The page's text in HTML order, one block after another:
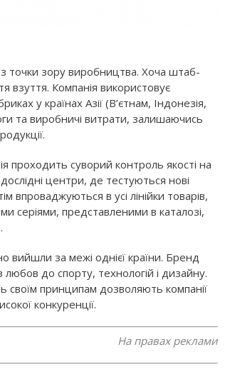
з точки зору виробництва. Хоча штаб-
взуття. Компанія використовує
у країнах Азії (В’єтнам, Індонезія,
та виробничі витрати, залишаючись
проходить суворий контроль якості на
центри, де тестуються нові
впроваджуються в усі лінійки товарів,
серіями, представленими в каталозі,
вийшли за межі однієї країни. Бренд
до спорту, технологій і дизайну.
своїм принципам дозволяють компанії
конкуренції.
На правах реклами